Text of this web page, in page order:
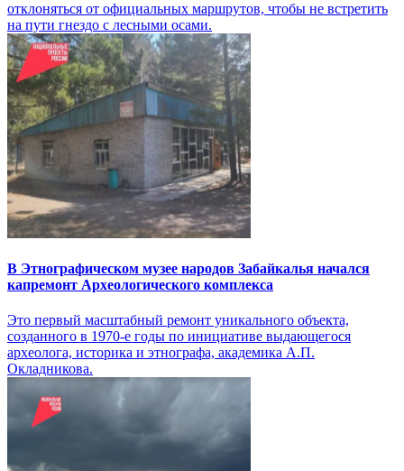
отклоняться от официальных маршрутов, чтобы не встретить
на пути гнездо с лесными осами.
В Этнографическом музее народов Забайкалья начался
капремонт Археологического комплекса
Это первый масштабный ремонт уникального объекта,
созданного в 1970-е годы по инициативе выдающегося
археолога, историка и этнографа, академика А.П.
Окладникова.